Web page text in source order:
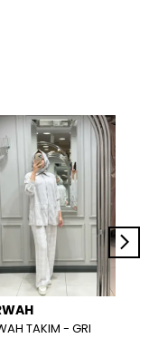
TAKIM - GRI